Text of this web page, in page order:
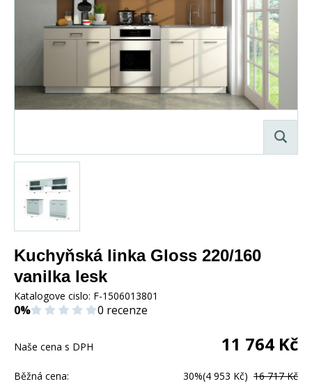
Kuchyňská linka Gloss 220/160
vanilka lesk
Katalogove cislo: F-1506013801
0% 0 recenze
Naše cena s DPH 11 764 Kč
Běžná cena: 30%(4 953 Kč) 16 717 Kč